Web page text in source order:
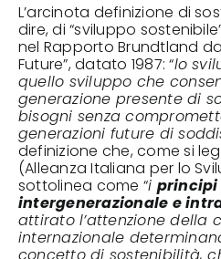
L’arcinota definizione di
dire, di “sviluppo
nel Rapporto Brundtland
Future”, datato 1987: “lo
quello sviluppo che
generazione presente di
bisogni senza
generazioni future di
definizione che, come si
(Alleanza Italiana per lo
sottolinea come “i
intergenerazionale e
attirato l’attenzione della
internazionale